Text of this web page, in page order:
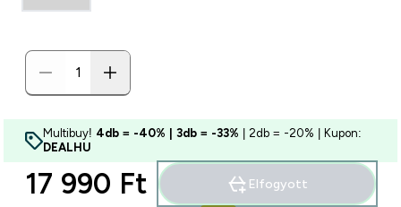
Multibuy! 4db = -40% | 3db = -33% | 2db = -20% | Kupon:
DEALHU
17 990 Ft‎ Elfogyott